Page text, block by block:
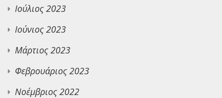
Ιούλιος 2023
Ιούνιος 2023
Μάρτιος 2023
Φεβρουάριος 2023
Νοέμβριος 2022